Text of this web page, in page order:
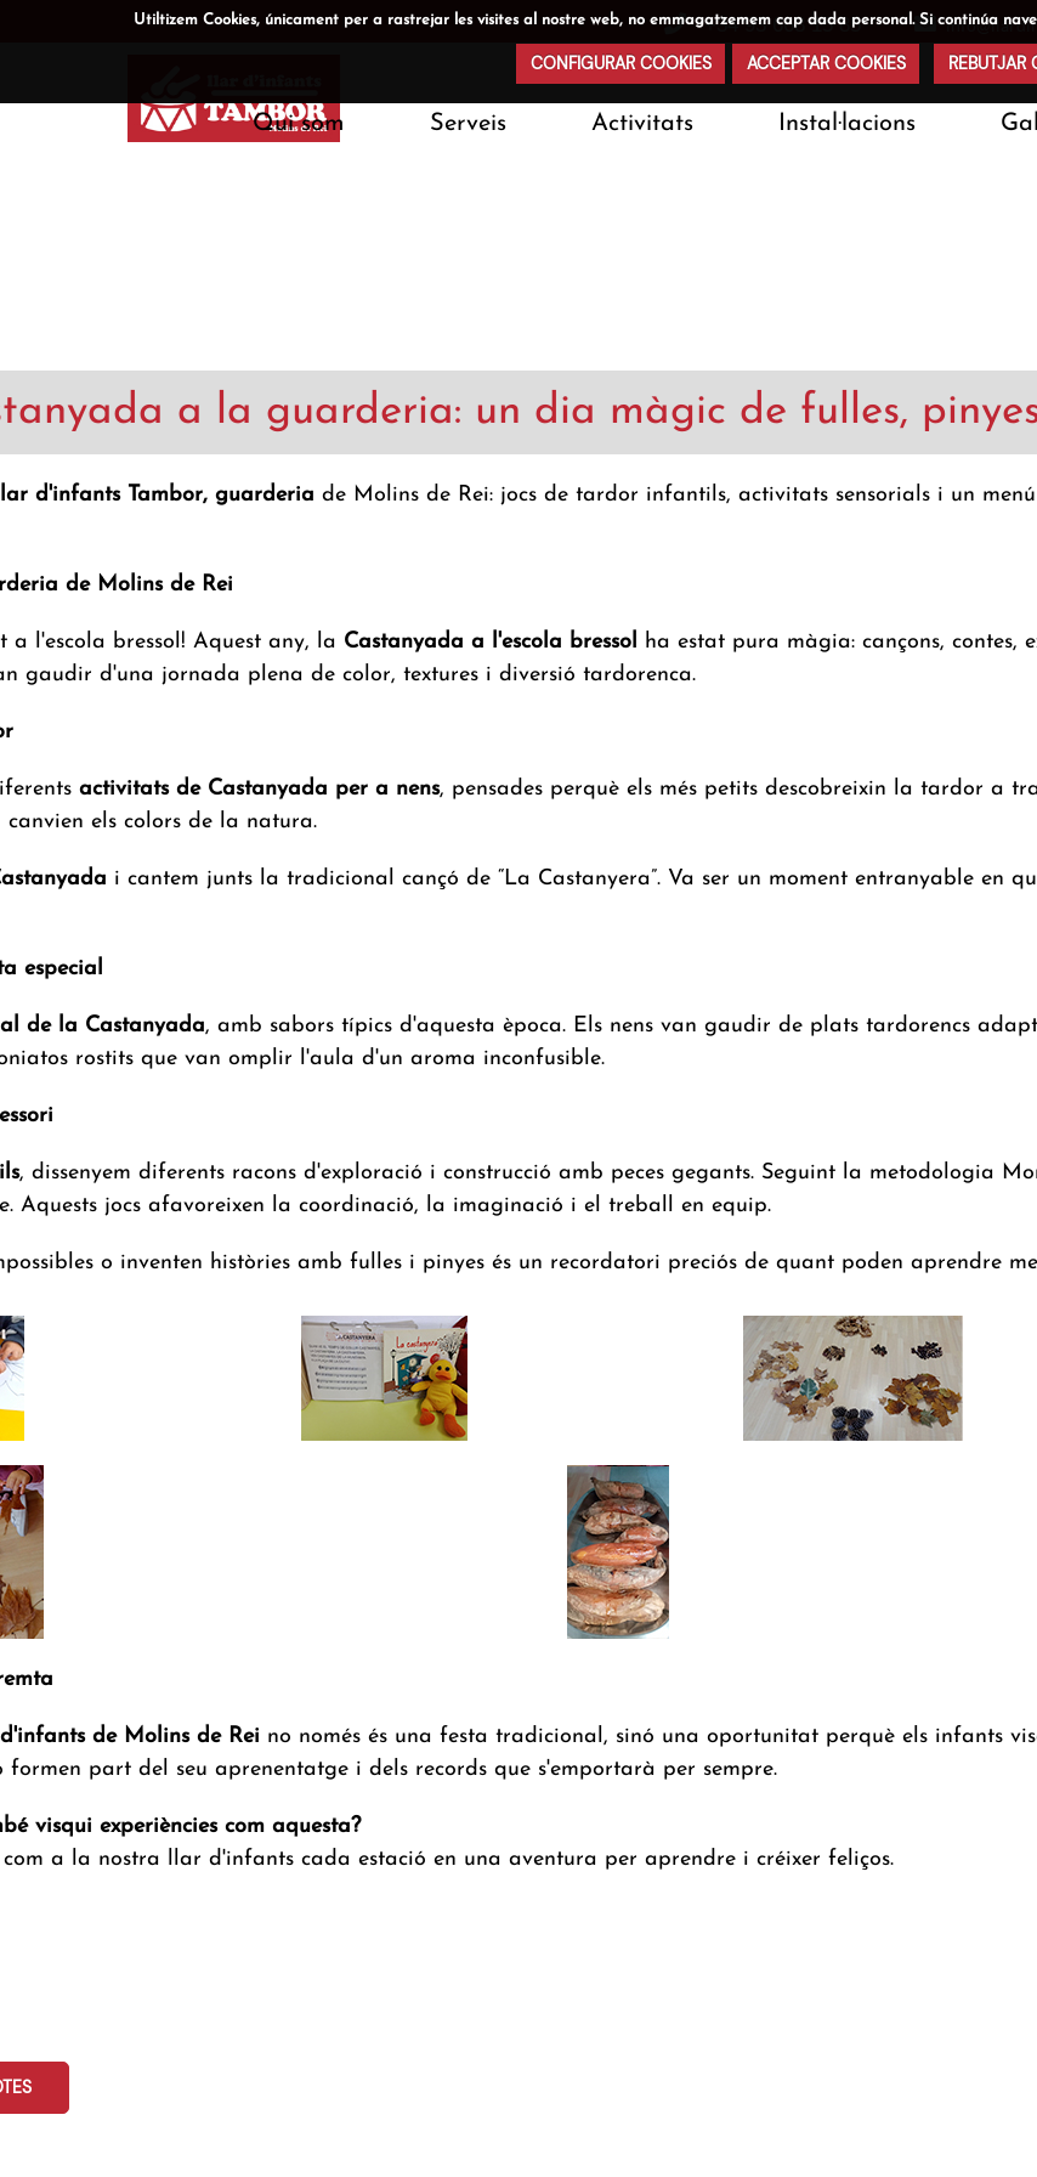
Utiltizem Cookies, únicament per a rastrejar les visites al nostre web, no emmagatzemem cap dada personal. Si continúa
CONFIGURAR COOKIES ACCEPTAR COOKIES REBUTJAR
+34 93 668 15 85
Qui som Serveis Activitats Instal·lacions
a la guarderia: un dia màgic de fulles,
d'infants Tambor, guarderia de Molins de Rei: jocs de tardor infantils, activitats sensorials i un
de Molins de Rei
l'escola bressol! Aquest any, la Castanyada a l'escola bressol
ha estat pura màgia: cançons, contes,
gaudir d'una jornada plena de color, textures i diversió tardorenca.
activitats de Castanyada per a nens, pensades perquè els més petits descobreixin la tardor a
els colors de la natura.
i cantem junts la tradicional cançó de “La Castanyera”. Va ser un moment entranyable en
especial
de la Castanyada, amb sabors típics d'aquesta època. Els nens van gaudir de plats tardorencs
rostits que van omplir l'aula d'un aroma inconfusible.
, dissenyem diferents racons d'exploració i construcció amb peces gegants. Seguint la metodologia
Aquests jocs afavoreixen la coordinació, la imaginació i el treball en equip.
o inventen històries amb fulles i pinyes és un recordatori preciós de quant poden aprendre
de Molins de Rei no només és una festa tradicional, sinó una oportunitat perquè els infants
part del seu aprenentatge i dels records que s'emportarà per sempre.
visqui experiències com aquesta?
com a la nostra llar d'infants cada estació en una aventura per aprendre i créixer feliços.